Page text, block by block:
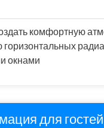
комфортную
окнами
для гостей